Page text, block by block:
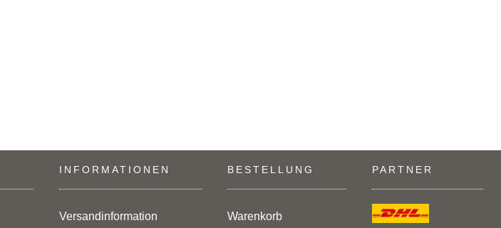
INFORMATIONEN
Versandinformation
BESTELLUNG
Warenkorb
PARTNER